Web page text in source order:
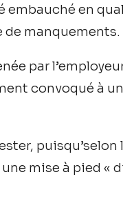
embauché en
manquements.
par
convoqué à
puisqu’selon
mise à pied «